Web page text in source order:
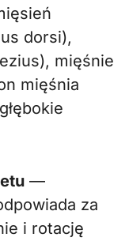
dorsi),
mięśnie
mięśnia
—
za
i rotację